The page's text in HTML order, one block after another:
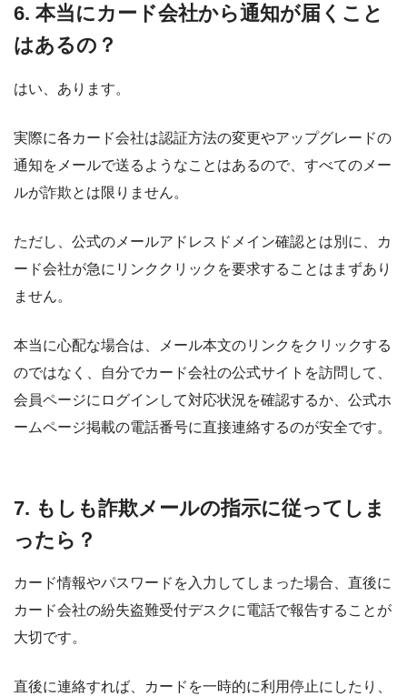
6. 本当にカード会社から通知が届くこと
はあるの？
はい、あります。
実際に各カード会社は認証方法の変更やアップグレードの
通知をメールで送るようなことはあるので、すべてのメー
ルが詐欺とは限りません。
ただし、公式のメールアドレスドメイン確認とは別に、カ
ード会社が急にリンククリックを要求することはまずあり
ません。
本当に心配な場合は、メール本文のリンクをクリックする
のではなく、自分でカード会社の公式サイトを訪問して、
会員ページにログインして対応状況を確認するか、公式ホ
ームページ掲載の電話番号に直接連絡するのが安全です。
7. もしも詐欺メールの指示に従ってしま
ったら？
カード情報やパスワードを入力してしまった場合、直後に
カード会社の紛失盗難受付デスクに電話で報告することが
大切です。
直後に連絡すれば、カードを一時的に利用停止にしたり、